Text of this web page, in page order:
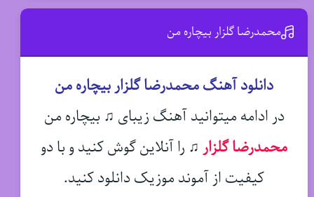
محمدرضا گلزار بیچاره من
دانلود آهنگ محمدرضا گلزار بیچاره من
در ادامه میتوانید آهنگ زیبای ♫ بیچاره من
محمدرضا گلزار ♫ را آنلاین گوش کنید و با دو
کیفیت از آموند موزیک دانلود کنید.